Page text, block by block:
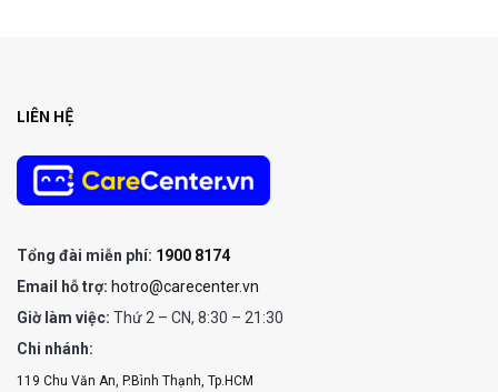
LIÊN HỆ
Tổng đài miễn phí: 1900 8174
Email hỗ trợ: hotro@carecenter.vn
Giờ làm việc: Thứ 2 – CN, 8:30 – 21:30
Chi nhánh:
119 Chu Văn An, P.Bình Thạnh, Tp.HCM